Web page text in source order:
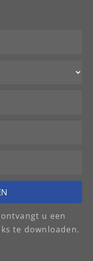
u een
te downloaden.